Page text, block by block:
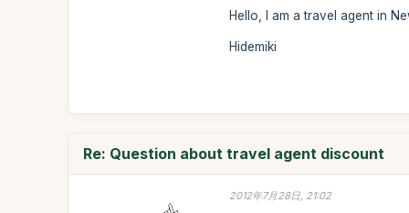
Hello, I am a travel agent in
Hidemiki
Re: Question about travel agent discount
2012年7月28日, 21:02